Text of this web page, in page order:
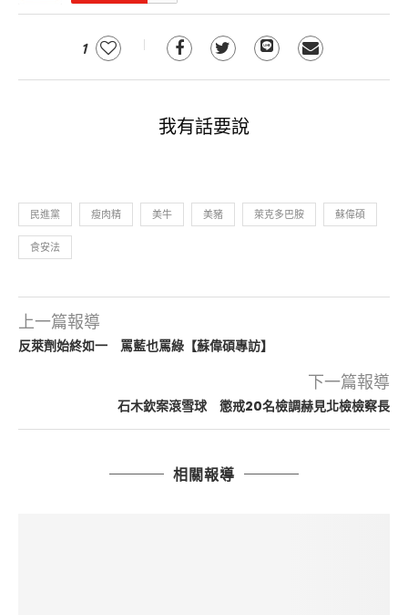
1
我有話要說
民進黨 瘦肉精 美牛 美豬 萊克多巴胺 蘇偉碩
食安法
上一篇報導
反萊劑始終如一 罵藍也罵綠【蘇偉碩專訪】
下一篇報導
石木欽案滾雪球 懲戒20名檢調赫見北檢檢察長
相關報導